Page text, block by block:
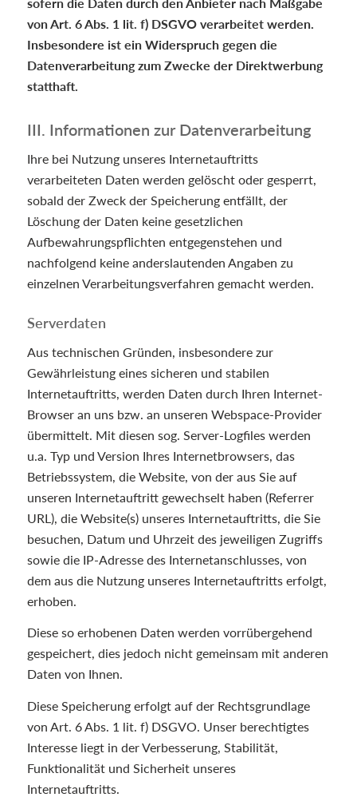
von Art. 6 Abs. 1 lit. f) DSGVO verarbeitet werden.
Insbesondere ist ein Widerspruch gegen die
Datenverarbeitung zum Zwecke der Direktwerbung
statthaft.
III. Informationen zur Datenverarbeitung
Ihre bei Nutzung unseres Internetauftritts
verarbeiteten Daten werden gelöscht oder gesperrt,
sobald der Zweck der Speicherung entfällt, der
Löschung der Daten keine gesetzlichen
Aufbewahrungspflichten entgegenstehen und
nachfolgend keine anderslautenden Angaben zu
einzelnen Verarbeitungsverfahren gemacht werden.
Serverdaten
Aus technischen Gründen, insbesondere zur
Gewährleistung eines sicheren und stabilen
Internetauftritts, werden Daten durch Ihren Internet-
Browser an uns bzw. an unseren Webspace-Provider
übermittelt. Mit diesen sog. Server-Logfiles werden
u.a. Typ und Version Ihres Internetbrowsers, das
Betriebssystem, die Website, von der aus Sie auf
unseren Internetauftritt gewechselt haben (Referrer
URL), die Website(s) unseres Internetauftritts, die Sie
besuchen, Datum und Uhrzeit des jeweiligen Zugriffs
sowie die IP-Adresse des Internetanschlusses, von
dem aus die Nutzung unseres Internetauftritts erfolgt,
erhoben.
Diese so erhobenen Daten werden vorrübergehend
gespeichert, dies jedoch nicht gemeinsam mit anderen
Daten von Ihnen.
Diese Speicherung erfolgt auf der Rechtsgrundlage
von Art. 6 Abs. 1 lit. f) DSGVO. Unser berechtigtes
Interesse liegt in der Verbesserung, Stabilität,
Funktionalität und Sicherheit unseres
Internetauftritts.